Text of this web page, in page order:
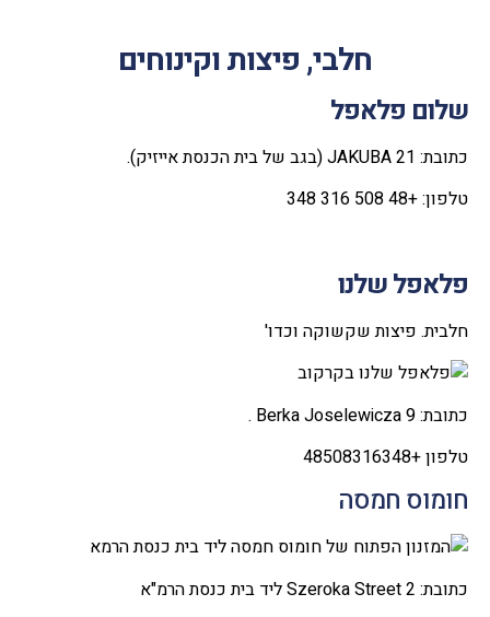
חלבי, פיצות וקינוחים
שלום פלאפל
כתובת: JAKUBA 21 (בגב של בית הכנסת אייזיק).
טלפון: +48 508 316 348
פלאפל שלנו
חלבית. פיצות שקשוקה וכדו'
כתובת: Berka Joselewicza 9 .
טלפון +48508316348
חומוס חמסה
כתובת: 2 Szeroka Street ליד בית כנסת הרמ"א